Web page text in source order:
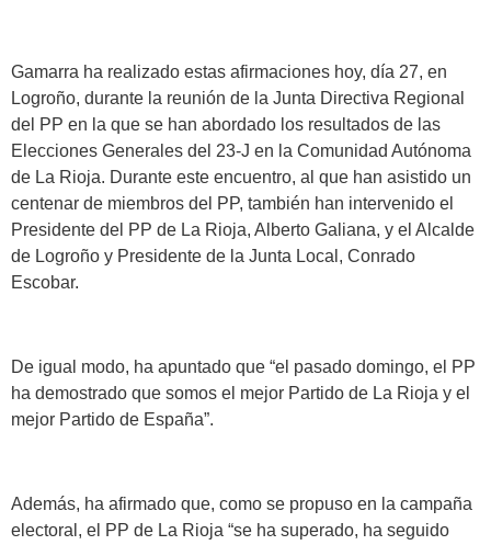
Gamarra ha realizado estas afirmaciones hoy, día 27, en
Logroño, durante la reunión de la Junta Directiva Regional
del PP en la que se han abordado los resultados de las
Elecciones Generales del 23-J en la Comunidad Autónoma
de La Rioja. Durante este encuentro, al que han asistido un
centenar de miembros del PP, también han intervenido el
Presidente del PP de La Rioja, Alberto Galiana, y el Alcalde
de Logroño y Presidente de la Junta Local, Conrado
Escobar.
De igual modo, ha apuntado que “el pasado domingo, el PP
ha demostrado que somos el mejor Partido de La Rioja y el
mejor Partido de España”.
Además, ha afirmado que, como se propuso en la campaña
electoral, el PP de La Rioja “se ha superado, ha seguido